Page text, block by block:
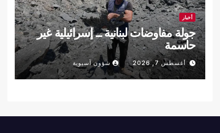
أخبار
جولة مفاوضات لبنانية ــ إسرائيلية غير
حاسمة
أغسطس 7, 2026 شؤون آسيوية